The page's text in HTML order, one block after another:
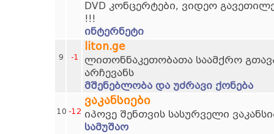
DVD კონცერტები, ვიდეო
!!!
ინტერნეტი
9 -1
liton.ge
ლითონნაკეთობათა საამქრო
არჩევანს
მშენებლობა და უძრავი ქონება
10 -12
ვაკანსიები
იპოვე შენთვის სასურველი
სამუშაო